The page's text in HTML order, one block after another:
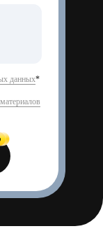
данных*